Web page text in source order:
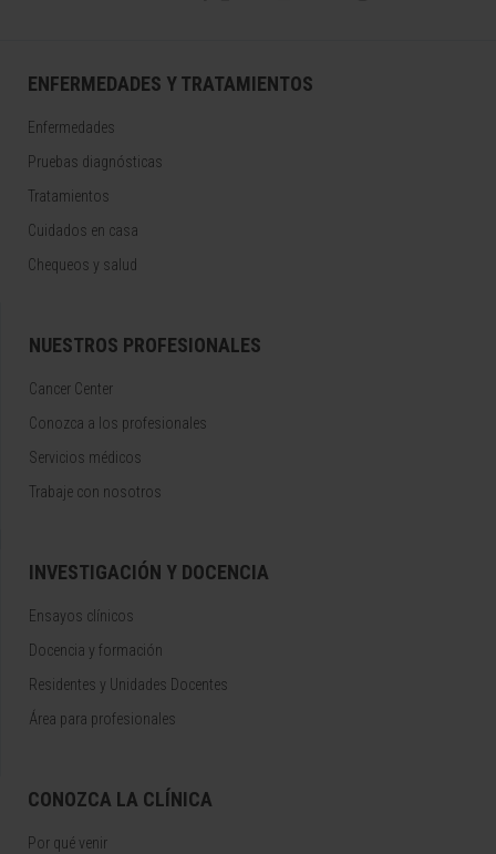
ENFERMEDADES Y TRATAMIENTOS
Enfermedades
Pruebas diagnósticas
Tratamientos
Cuidados en casa
Chequeos y salud
NUESTROS PROFESIONALES
Cancer Center
Conozca a los profesionales
Servicios médicos
Trabaje con nosotros
INVESTIGACIÓN Y DOCENCIA
Ensayos clínicos
Docencia y formación
Residentes y Unidades Docentes
Área para profesionales
CONOZCA LA CLÍNICA
Por qué venir